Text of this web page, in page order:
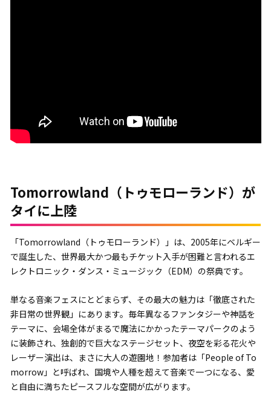
Tomorrowland（トゥモローランド）が
タイに上陸
「Tomorrowland（トゥモローランド）」は、2005年にベルギー
で誕生した、世界最大かつ最もチケット入手が困難と言われるエ
レクトロニック・ダンス・ミュージック（EDM）の祭典です。
単なる音楽フェスにとどまらず、その最大の魅力は「徹底された
非日常の世界観」にあります。毎年異なるファンタジーや神話を
テーマに、会場全体がまるで魔法にかかったテーマパークのよう
に装飾され、独創的で巨大なステージセット、夜空を彩る花火や
レーザー演出は、まさに大人の遊園地！参加者は「People of To
morrow」と呼ばれ、国境や人種を超えて音楽で一つになる、愛
と自由に満ちたピースフルな空間が広がります。